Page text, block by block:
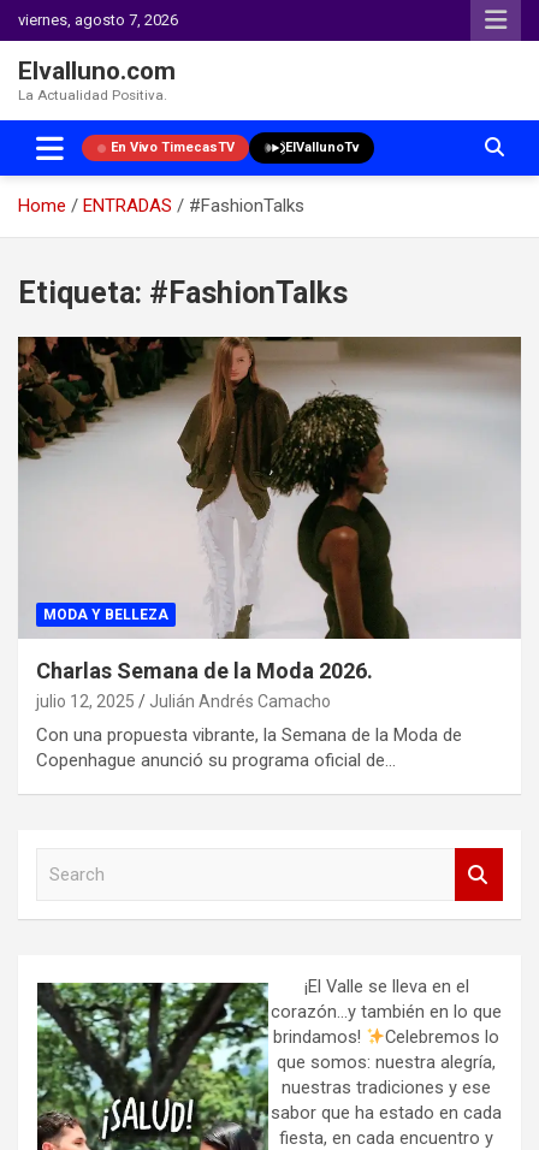
viernes, agosto 7, 2026
Elvalluno.com
La Actualidad Positiva.
En Vivo TimecasTV ElVallunoTv
Home ENTRADAS
#FashionTalks
content
Etiqueta: #FashionTalks
MODA Y BELLEZA
Charlas Semana de la Moda 2026.
julio 12, 2025 Julián Andrés Camacho
Con una propuesta vibrante, la Semana de la Moda de
Copenhague anunció su programa oficial de…
h
¡El Valle se lleva en el
corazón…y también en lo que
brindamos!
Celebremos lo
que somos: nuestra alegría,
nuestras tradiciones y ese
sabor que ha estado en cada
fiesta, en cada encuentro y